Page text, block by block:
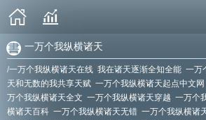
一万个我纵横诸天
/一万个我纵横诸天在线 我在诸天逐渐全知全能 一万
天和无数的我共享天赋 一万个我纵横诸天起点中文网
万个我纵横诸天全文 一万个我纵横诸天穿越 一万个
横诸天百科 一万个我纵横诸天无错 一万个我纵横诸